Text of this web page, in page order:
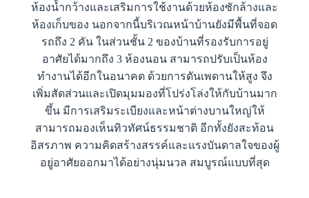
ห้องน้ำกว้างและเสริมการใช้งานด้วยห้องซักล้างและ
ห้องเก็บของ นอกจากนี้บริเวณหน้าบ้านยังมีพื้นที่จอด
รถถึง 2 คัน ในส่วนชั้น 2 ของบ้านที่รองรับการอยู่
อาศัยได้มากถึง 3 ห้องนอน สามารถปรับเป็นห้อง
ทำงานได้อีกในอนาคต ด้วยการดันเพดานให้สูง จึง
เพิ่มสัดส่วนและเปิดมุมมองที่โปร่งโล่งให้กับบ้านมาก
ขึ้น มีการเสริมระเบียงและหน้าต่างบานใหญ่ให้
สามารถมองเห็นทิวทัศน์ธรรมชาติ อีกทั้งยังสะท้อน
อิสรภาพ ความคิดสร้างสรรค์และแรงบันดาลใจของผู้
อยู่อาศัยออกมาได้อย่างนุ่มนวล สมบูรณ์แบบที่สุด